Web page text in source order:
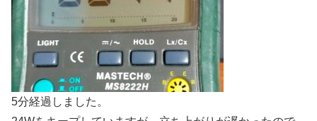
5分経過しました。